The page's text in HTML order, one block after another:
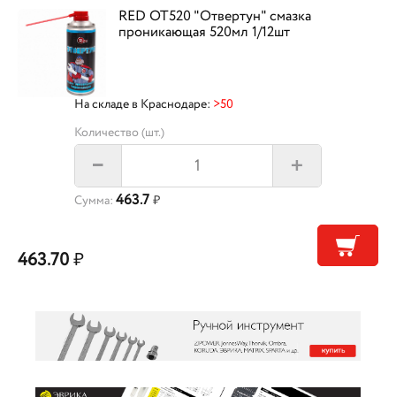
RED OT520 "Отвертун" смазка
проникающая 520мл 1/12шт
На складе в Краснодаре: >50
Количество (шт.)
– +
Сумма: 463.7 ₽
463.70₽